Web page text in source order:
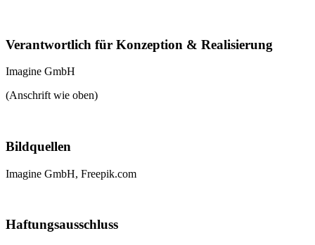
Verantwortlich für Konzeption & Realisierung
Imagine GmbH
(Anschrift wie oben)
Bildquellen
Imagine GmbH, Freepik.com
Haftungsausschluss